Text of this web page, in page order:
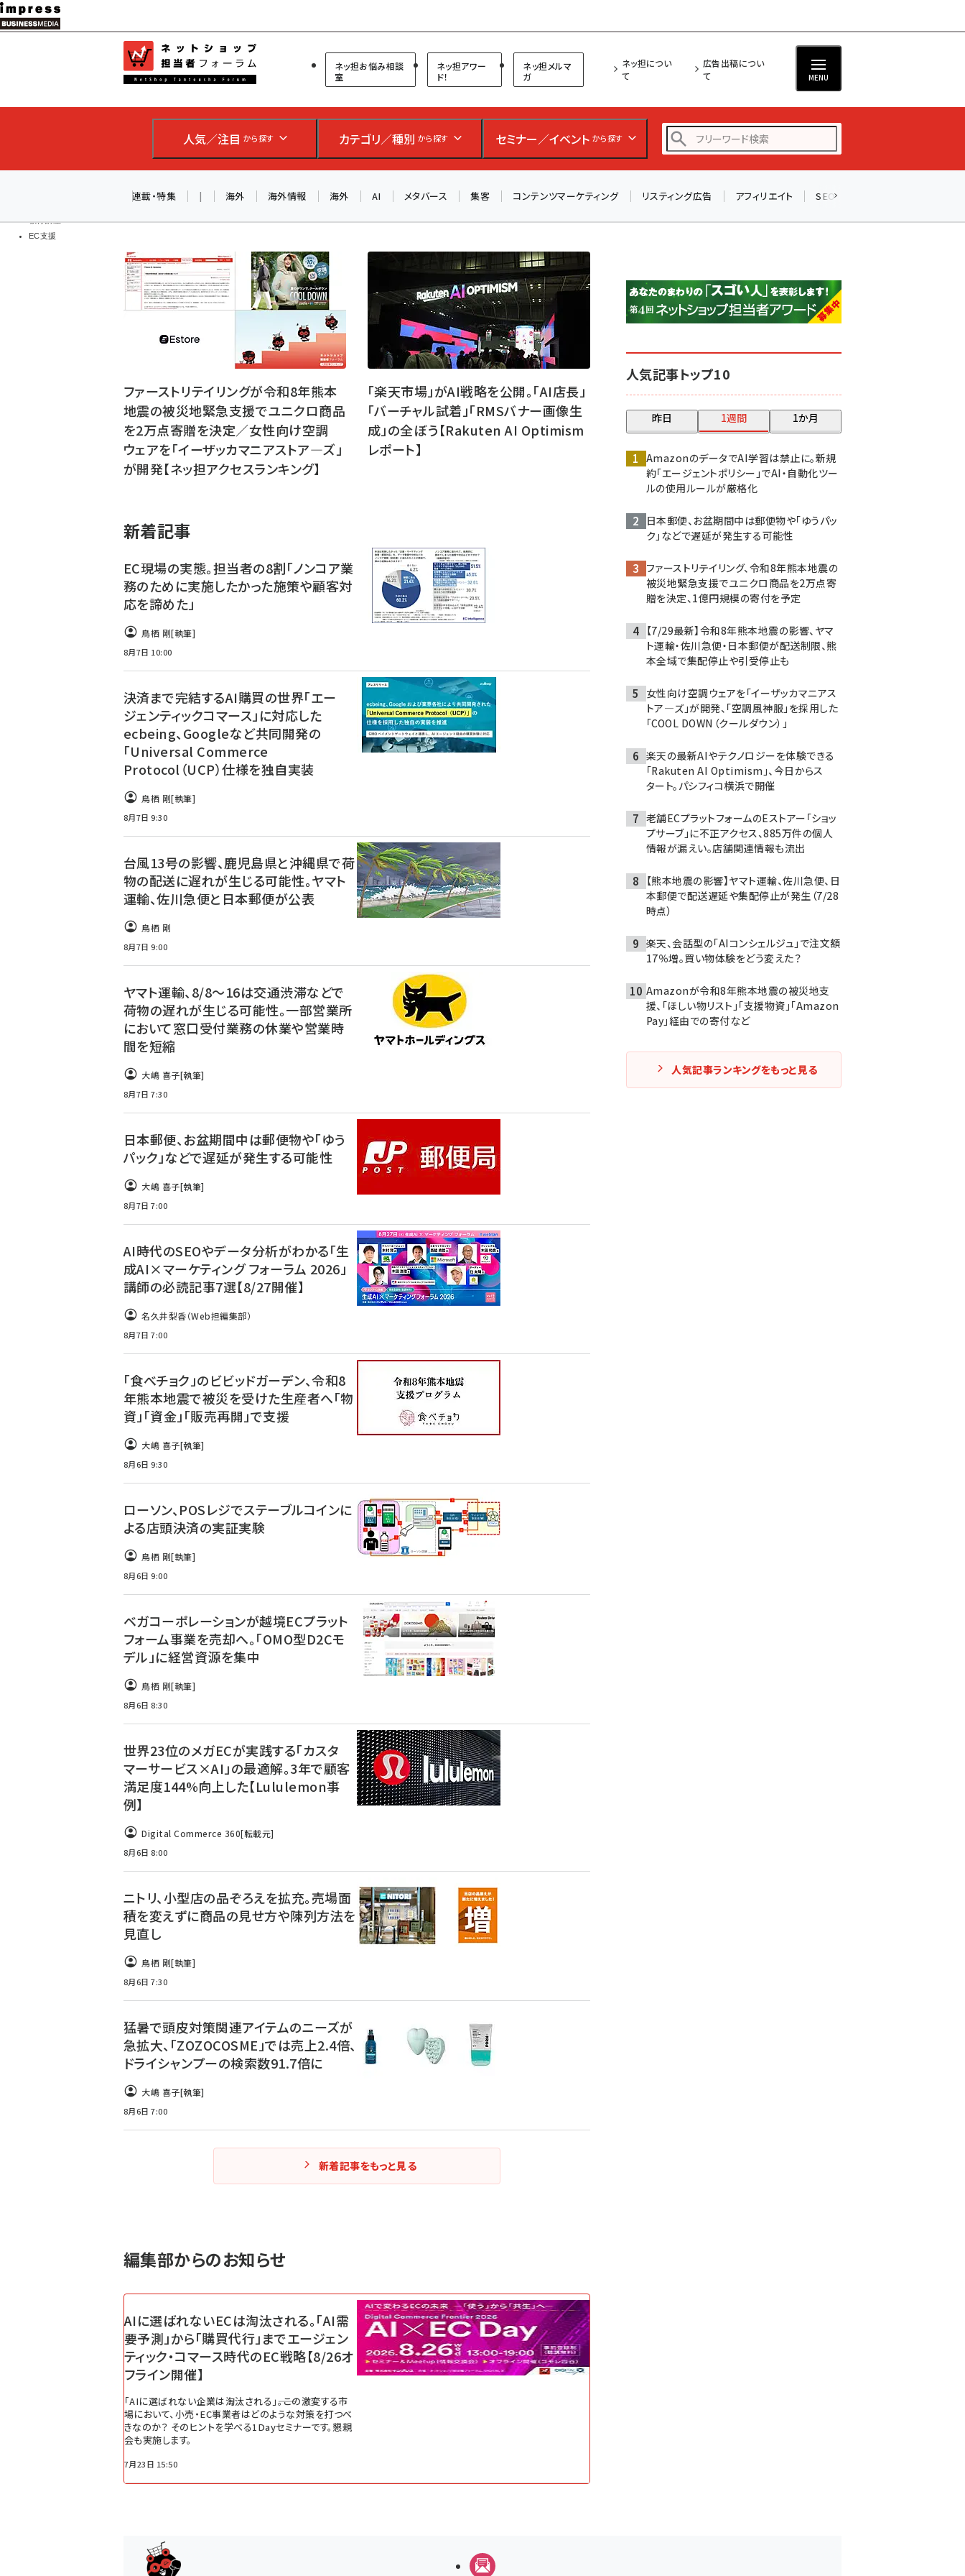
メ
イ
ン
ツ
移
教育講座
EC支援
ネットショップ担当者フォーラム
ネッ担お悩み相談
室
ネッ担アワー
ド！
ネッ担メルマ
ガ
ネッ担につい
て
広告出稿につい
て
MENU
人気／注目 から探す カテゴリ／種別 から探す セミナー／イベント から探す
ecbeing (1211)
アスクル (1122)
ビィ・フォアード (777)
連載・特集 | 海外 海外情報 海外 AI メタバース 集客 コンテンツマーケティング リスティング広告 アフィリエイト SEO
ファーストリテイリングが令和8年熊本
地震の被災地緊急支援でユニクロ商品
を2万点寄贈を決定／女性向け空調
ウェアを「イーザッカマニアストア―ズ」
が開発【ネッ担アクセスランキング】
「楽天市場」がAI戦略を公開。「AI店長」
「バーチャル試着」「RMSバナー画像生
成」の全ぼう【Rakuten AI Optimism
レポート】
新着記事
EC現場の実態。担当者の8割「ノンコア業
務のために実施したかった施策や顧客対
応を諦めた」
鳥栖 剛[執筆]
8月7日 10:00
決済まで完結するAI購買の世界「エー
ジェンティックコマース」に対応した
ecbeing、Googleなど共同開発の
「Universal Commerce
Protocol（UCP）仕様を独自実装
鳥栖 剛[執筆]
8月7日 9:30
台風13号の影響、鹿児島県と沖縄県で荷
物の配送に遅れが生じる可能性。ヤマト
運輸、佐川急便と日本郵便が公表
鳥栖 剛
8月7日 9:00
ヤマト運輸、8/8～16は交通渋滞などで
荷物の遅れが生じる可能性。一部営業所
において窓口受付業務の休業や営業時
間を短縮
大嶋 喜子[執筆]
8月7日 7:30
日本郵便、お盆期間中は郵便物や「ゆう
パック」などで遅延が発生する可能性
大嶋 喜子[執筆]
8月7日 7:00
AI時代のSEOやデータ分析がわかる「生
成AI×マーケティング フォーラム 2026」
講師の必読記事7選【8/27開催】
名久井梨香（Web担編集部）
8月7日 7:00
「食べチョク」のビビッドガーデン、令和8
年熊本地震で被災を受けた生産者へ「物
資」「資金」「販売再開」で支援
大嶋 喜子[執筆]
8月6日 9:30
ローソン、POSレジでステーブルコインに
よる店頭決済の実証実験
鳥栖 剛[執筆]
8月6日 9:00
ベガコーポレーションが越境ECプラット
フォーム事業を売却へ。「OMO型D2Cモ
デル」に経営資源を集中
鳥栖 剛[執筆]
8月6日 8:30
世界23位のメガECが実践する「カスタ
マーサービス×AI」の最適解。3年で顧客
満足度144%向上した【Lululemon事
例】
Digital Commerce 360[転載元]
8月6日 8:00
ニトリ、小型店の品ぞろえを拡充。売場面
積を変えずに商品の見せ方や陳列方法を
見直し
鳥栖 剛[執筆]
8月6日 7:30
猛暑で頭皮対策関連アイテムのニーズが
急拡大、「ZOZOCOSME」では売上2.4倍、
ドライシャンプーの検索数91.7倍に
大嶋 喜子[執筆]
8月6日 7:00
新着記事をもっと見る
編集部からのお知らせ
AIに選ばれないECは淘汰される。「AI需
要予測」から「購買代行」までエージェン
ティック・コマース時代のEC戦略【8/26オ
フライン開催】
「AIに選ばれない企業は淘汰される」――。この激変する市
場において、小売・EC事業者はどのような対策を打つべ
きなのか？ そのヒントを学べる1Dayセミナーです。懇親
会も実施します。
7月23日 15:50
人気記事トップ10
昨日 1週間 1か月
AmazonのデータでAI学習は禁止に。新規
約「エージェントポリシー」でAI・自動化ツー
ルの使用ルールが厳格化
日本郵便、お盆期間中は郵便物や「ゆうパッ
ク」などで遅延が発生する可能性
ファーストリテイリング、令和8年熊本地震の
被災地緊急支援でユニクロ商品を2万点寄
贈を決定、1億円規模の寄付を予定
【7/29最新】令和8年熊本地震の影響、ヤマ
ト運輸・佐川急便・日本郵便が配送制限、熊
本全域で集配停止や引受停止も
女性向け空調ウェアを「イーザッカマニアス
トア―ズ」が開発、「空調風神服」を採用した
「COOL DOWN（クールダウン）」
楽天の最新AIやテクノロジーを体験できる
「Rakuten AI Optimism」、今日からス
タート。パシフィコ横浜で開催
老舗ECプラットフォームのEストアー「ショッ
プサーブ」に不正アクセス、885万件の個人
情報が漏えい。店舗関連情報も流出
【熊本地震の影響】ヤマト運輸、佐川急便、日
本郵便で配送遅延や集配停止が発生（7/28
時点）
楽天、会話型の「AIコンシェルジュ」で注文額
17％増。買い物体験をどう変えた？
Amazonが令和8年熊本地震の被災地支
援、「ほしい物リスト」「支援物資」「Amazon
Pay」経由での寄付など
人気記事ランキングをもっと見る
AIが買い物を代行する時代に打つべき「次の一手」とは？
アルペン、オイシックス、元UA責任者が登壇のリアルECセ
ミナー（8/26＠東京）【交流会も実施】